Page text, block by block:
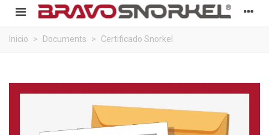
Inicio > Documents > Certificado Snorkel